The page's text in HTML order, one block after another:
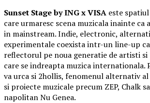
Sunset Stage by ING x VISA este
care urmaresc scena muzicala inainte ca
in mainstream. Indie, electronic,
experimentale coexista intr-un line-up
reflectorul pe noua generatie de artisti
care se indreapta muzica internationala.
va urca si 2hollis, fenomenul alternativ
si proiecte muzicale precum ZEP, Chalk
napolitan Nu Genea.